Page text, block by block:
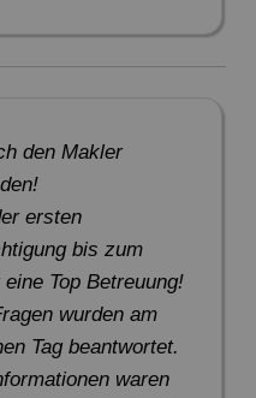
den Makler
ersten
bis zum
Top Betreuung!
wurden am
Tag beantwortet.
waren